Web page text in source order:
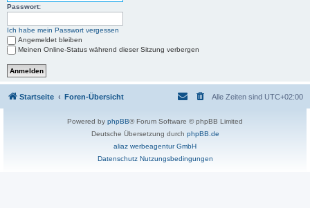
Passwort:
Ich habe mein Passwort vergessen
Angemeldet bleiben
Meinen Online-Status während dieser Sitzung verbergen
Startseite Foren-Übersicht Alle Zeiten sind UTC+02:00
Powered by phpBB® Forum Software © phpBB Limited
Deutsche Übersetzung durch phpBB.de
aliaz werbeagentur GmbH
Datenschutz Nutzungsbedingungen